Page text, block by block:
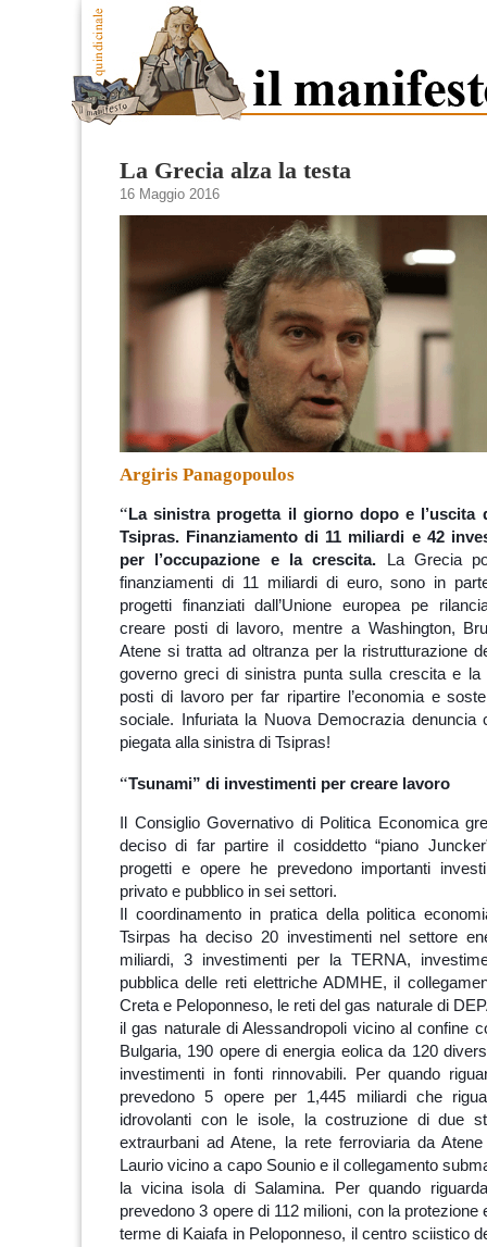
La Grecia alza la testa
16 Maggio 2016
Argiris Panagopoulos
“ La sinistra progetta il giorno dopo e l’uscita
Tsipras. Finanziamento di 11 miliardi e 42
per l’occupazione e la crescita.
La Grecia
finanziamenti di 11 miliardi di euro, sono in
progetti finanziati dall’Unione europea pe
creare posti di lavoro, mentre a Washington,
Atene si tratta ad oltranza per la ristrutturazione
governo greci di sinistra punta sulla crescita e la
posti di lavoro per far ripartire l’economia e
sociale. Infuriata la Nuova Democrazia denuncia
piegata alla sinistra di Tsipras!
“Tsunami” di investimenti per creare lavoro
Il Consiglio Governativo di Politica Economica
deciso di far partire il cosiddetto “piano
progetti e opere he prevedono importanti
privato e pubblico in sei settori.
Il coordinamento in pratica della politica
Tsirpas ha deciso 20 investimenti nel settore
miliardi, 3 investimenti per la TERNA,
pubblica delle reti elettriche ADMHE, il
Creta e Peloponneso, le reti del gas naturale di
il gas naturale di Alessandropoli vicino al confine
Bulgaria, 190 opere di energia eolica da 120
investimenti in fonti rinnovabili. Per quando
prevedono 5 opere per 1,445 miliardi che
idrovolanti con le isole, la costruzione di due
extraurbani ad Atene, la rete ferroviaria da
Laurio vicino a capo Sounio e il collegamento
la vicina isola di Salamina. Per quando
prevedono 3 opere di 112 milioni, con la protezione
terme di Kaiafa in Peloponneso, il centro sciistico